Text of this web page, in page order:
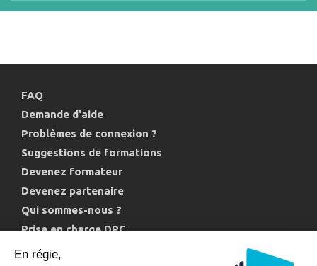
FAQ
Demande d'aide
Problèmes de connexion ?
Suggestions de formations
Devenez formateur
Devenez partenaire
Qui sommes-nous ?
Prise en charge DPC
Politique de confidentialité et cookies
En régie,